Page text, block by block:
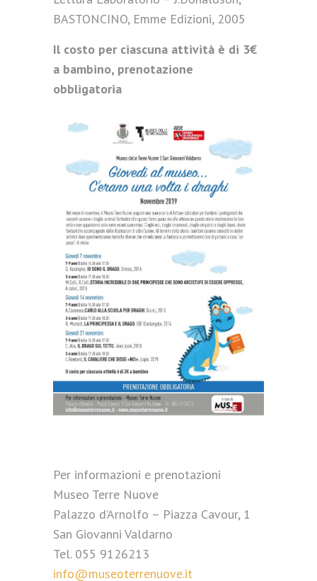
BASTONCINO, Emme Edizioni, 2005
Il costo per ciascuna attività è di 3€
a bambino, prenotazione
obbligatoria
Per informazioni e prenotazioni
Museo Terre Nuove
Palazzo d’Arnolfo – Piazza Cavour, 1
San Giovanni Valdarno
Tel. 055 9126213
info@museoterrenuove.it